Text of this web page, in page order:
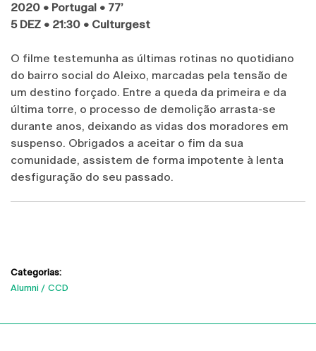
2020 • Portugal • 77’
5 DEZ • 21:30 • Culturgest
O filme testemunha as últimas rotinas no quotidiano
do bairro social do Aleixo, marcadas pela tensão de
um destino forçado. Entre a queda da primeira e da
última torre, o processo de demolição arrasta-se
durante anos, deixando as vidas dos moradores em
suspenso. Obrigados a aceitar o fim da sua
comunidade, assistem de forma impotente à lenta
desfiguração do seu passado.
Categorias:
Alumni
CCD